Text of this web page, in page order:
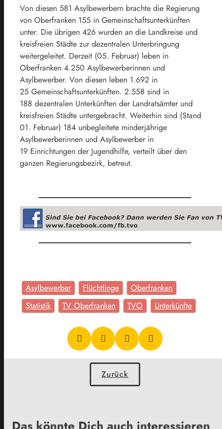
Von diesen 581 Asylbewerbern brachte die Regierung
von Oberfranken 155 in Gemeinschaftsunterkünften
unter. Die übrigen 426 wurden an die Landkreise und
kreisfreien Städte zur dezentralen Unterbringung
weitergeleitet. Derzeit (05. Februar) leben in
Oberfranken 4.250 Asylbewerberinnen und
Asylbewerber. Von diesen leben 1.692 in
25 Gemeinschaftsunterkünften. 2.558 sind in
188 dezentralen Unterkünften der Landratsämter und
kreisfreien Städte untergebracht. Weiterhin sind (Stand
01. Februar) 184 unbegleitete minderjährige
Asylbewerberinnen und Asylbewerber in
19 Einrichtungen der Jugendhilfe, verteilt über den
ganzen Regierungsbezirk, betreut.
Asylbewerber Flüchtlinge
Oberfranken
Statistik
TV Oberfranken TVO Unterkünfte
Zurück